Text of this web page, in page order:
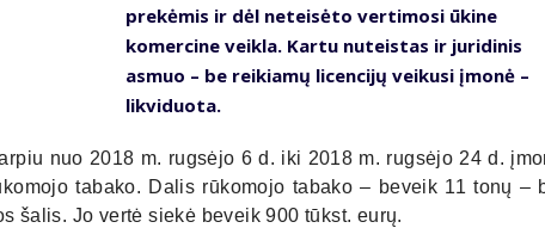
prekėmis ir dėl neteisėto vertimosi ūkine
komercine veikla. Kartu nuteistas ir juridinis
asmuo – be reikiamų licencijų veikusi įmonė –
likviduota.
nuo 2018 m. rugsėjo 6 d. iki 2018 m. rugsėjo 24 d.
tabako. Dalis rūkomojo tabako – beveik 11 tonų –
šalis. Jo vertė siekė beveik 900 tūkst. eurų.